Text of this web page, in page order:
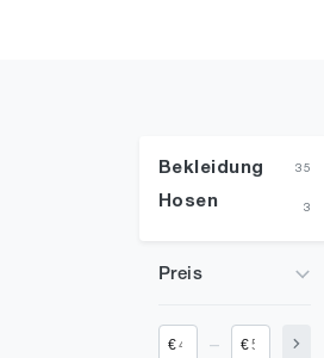
Bekleidung 35
Hosen 3
Preis
€ €